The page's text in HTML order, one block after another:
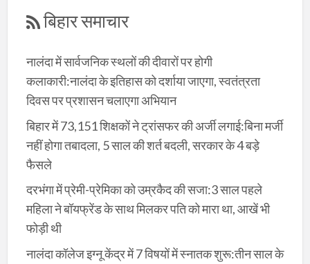
बिहार समाचार
नालंदा में सार्वजनिक स्थलों की दीवारों पर होगी
कलाकारी:नालंदा के इतिहास को दर्शाया जाएगा, स्वतंत्रता
दिवस पर प्रशासन चलाएगा अभियान
बिहार में 73,151 शिक्षकों ने ट्रांसफर की अर्जी लगाई:बिना मर्जी
नहीं होगा तबादला, 5 साल की शर्त बदली, सरकार के 4 बड़े
फैसले
दरभंगा में प्रेमी-प्रेमिका को उम्रकैद की सजा:3 साल पहले
महिला ने बॉयफ्रेंड के साथ मिलकर पति को मारा था, आखें भी
फोड़ी थी
नालंदा कॉलेज इग्नू केंद्र में 7 विषयों में स्नातक शुरू:तीन साल के